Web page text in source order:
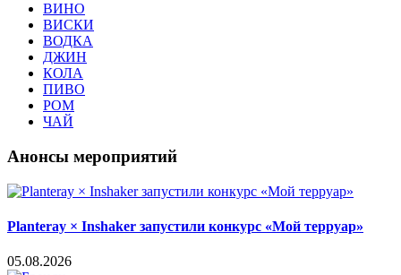
ВИНО
ВИСКИ
ВОДКА
ДЖИН
КОЛА
ПИВО
РОМ
ЧАЙ
Анонсы мероприятий
Planteray × Inshaker запустили конкурс «Мой терруар»
05.08.2026